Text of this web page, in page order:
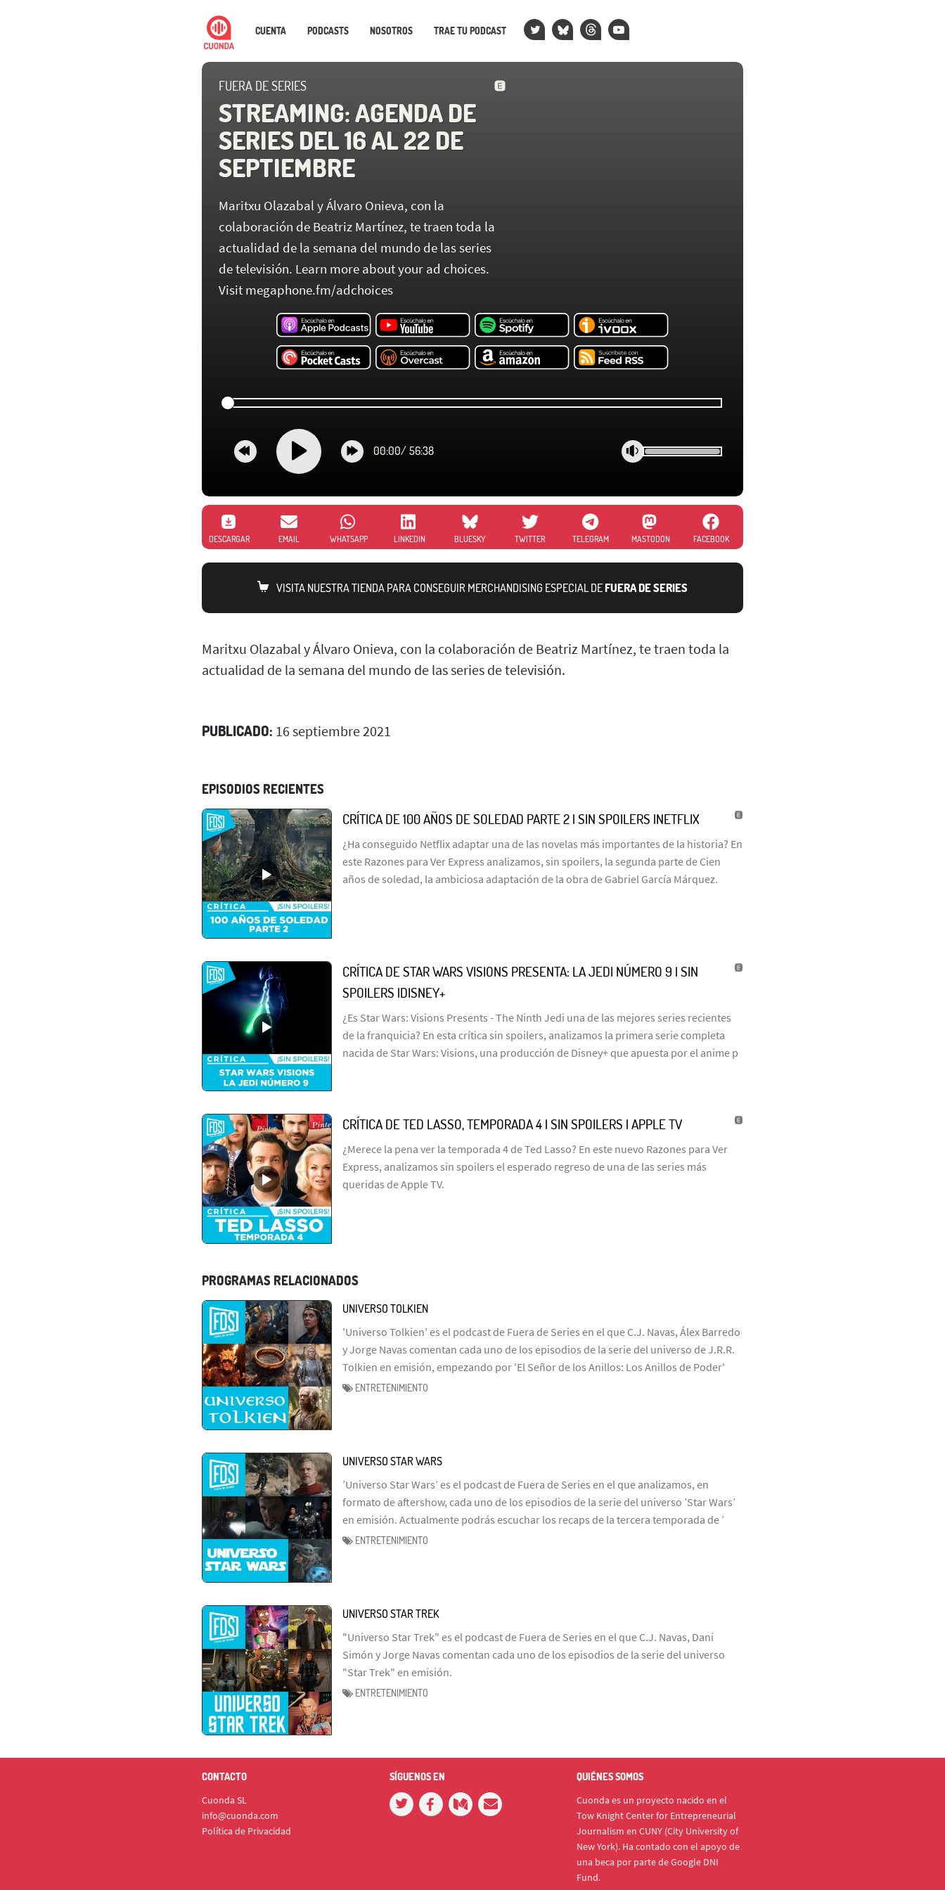
CUENTA PODCASTS NOSOTROS TRAE TU PODCAST
FUERA DE SERIES
STREAMING: AGENDA DE
SERIES DEL 16 AL 22 DE
SEPTIEMBRE
Maritxu Olazabal y Álvaro Onieva, con la
colaboración de Beatriz Martínez, te traen toda la
actualidad de la semana del mundo de las series
de televisión. Learn more about your ad choices.
Visit megaphone.fm/adchoices
00:00/ 56:38
DESCARGAR EMAIL WHATSAPP LINKEDIN BLUESKY TWITTER TELEGRAM MASTODON FACEBOOK
VISITA NUESTRA TIENDA PARA CONSEGUIR MERCHANDISING ESPECIAL DEFUERA DE SERIES
Maritxu Olazabal y Álvaro Onieva, con la colaboración de Beatriz Martínez, te traen toda la
actualidad de la semana del mundo de las series de televisión.
PUBLICADO: 16 septiembre 2021
EPISODIOS RECIENTES
CRÍTICA DE 100 AÑOS DE SOLEDAD PARTE 2 | SIN SPOILERS |NETFLIX
¿Ha conseguido Netflix adaptar una de las novelas más importantes de la historia? En
este Razones para Ver Express analizamos, sin spoilers, la segunda parte de Cien
años de soledad, la ambiciosa adaptación de la obra de Gabriel García Márquez.
CRÍTICA DE STAR WARS VISIONS PRESENTA: LA JEDI NÚMERO 9 | SIN
SPOILERS |DISNEY+
¿Es Star Wars: Visions Presents - The Ninth Jedi una de las mejores series recientes
de la franquicia? En esta crítica sin spoilers, analizamos la primera serie completa
nacida de Star Wars: Visions, una producción de Disney+ que apuesta por el anime p
CRÍTICA DE TED LASSO, TEMPORADA 4 | SIN SPOILERS | APPLE TV
¿Merece la pena ver la temporada 4 de Ted Lasso? En este nuevo Razones para Ver
Express, analizamos sin spoilers el esperado regreso de una de las series más
queridas de Apple TV.
PROGRAMAS RELACIONADOS
UNIVERSO TOLKIEN
'Universo Tolkien' es el podcast de Fuera de Series en el que C.J. Navas, Álex Barredo
y Jorge Navas comentan cada uno de los episodios de la serie del universo de J.R.R.
Tolkien en emisión, empezando por 'El Señor de los Anillos: Los Anillos de Poder'
ENTRETENIMIENTO
UNIVERSO STAR WARS
’Universo Star Wars’ es el podcast de Fuera de Series en el que analizamos, en
formato de aftershow, cada uno de los episodios de la serie del universo ’Star Wars’
en emisión. Actualmente podrás escuchar los recaps de la tercera temporada de ’
ENTRETENIMIENTO
UNIVERSO STAR TREK
"Universo Star Trek" es el podcast de Fuera de Series en el que C.J. Navas, Dani
Simón y Jorge Navas comentan cada uno de los episodios de la serie del universo
"Star Trek" en emisión.
ENTRETENIMIENTO
CONTACTO
Cuonda SL
info@cuonda.com
Política de Privacidad
SÍGUENOS EN QUIÉNES SOMOS
Cuonda es un proyecto nacido en el
Tow Knight Center for Entrepreneurial
Journalism en CUNY (City University of
New York). Ha contado con el apoyo de
una beca por parte de Google DNI
Fund.